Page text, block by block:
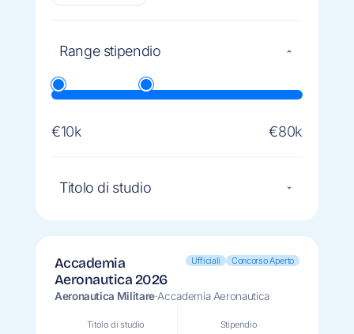
Range stipendio
€10k €80k
Titolo di studio
Accademia
Aeronautica 2026
Ufficiali Concorso Aperto
Aeronautica Militare·Accademia Aeronautica
Titolo di studio Stipendio